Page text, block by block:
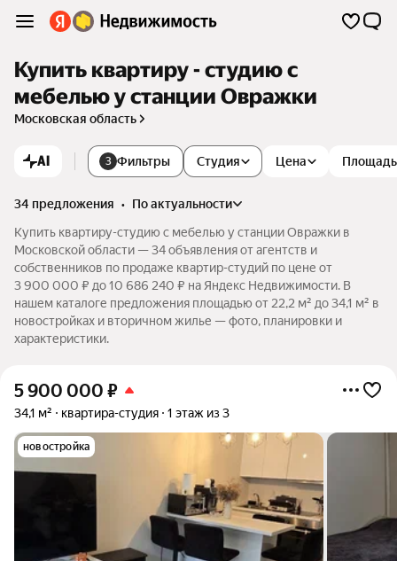
Купить квартиру - студию с
мебелью у станции Овражки
Московская область
AI 3 Фильтры Студия Цена Площадь
34 предложения •
по актуальности
Купить квартиру-студию с мебелью у станции Овражки в
Московской области — 34 объявления от агентств и
собственников по продаже квартир-студий по цене от
3 900 000 ₽ до 10 686 240 ₽ на Яндекс Недвижимости. В
нашем каталоге предложения площадью от 22,2 м² до 34,1 м² в
новостройках и вторичном жилье — фото, планировки и
характеристики.
5 900 000 ₽
34,1 м² квартира-студия 1 этаж из 3
новостройка